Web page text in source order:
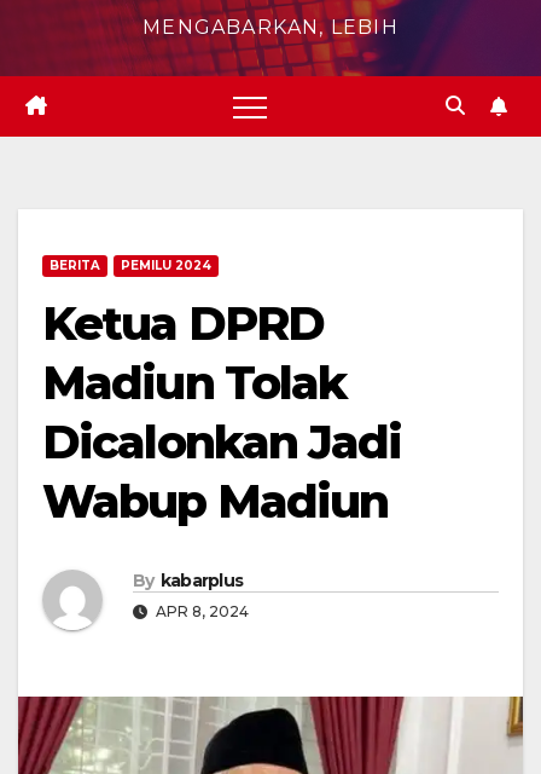
MENGABARKAN, LEBIH
BERITA PEMILU 2024
Ketua DPRD
Madiun Tolak
Dicalonkan Jadi
Wabup Madiun
By kabarplus
APR 8, 2024